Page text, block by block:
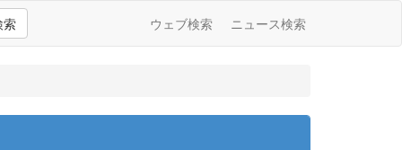
索 ウェブ検索 ニュース検索